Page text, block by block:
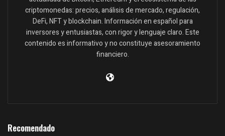
criptomonedas: precios, análisis de mercado, regulación,
DeFi, NFT y blockchain. Información en español para
inversores y entusiastas, con rigor y lenguaje claro. Este
contenido es informativo y no constituye asesoramiento
financiero.
Recomendado